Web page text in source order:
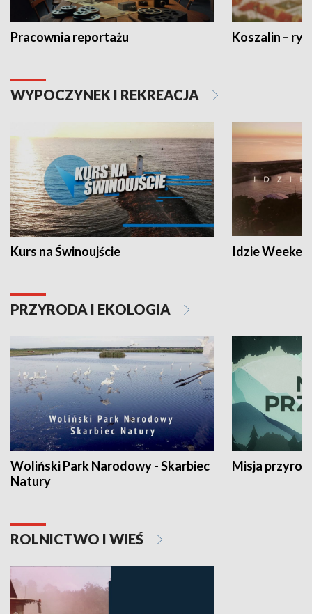
Pracownia reportażu Koszalin –
WYPOCZYNEK I REKREACJA
Kurs na Świnoujście Idzie
PRZYRODA I EKOLOGIA
Woliński Park Narodowy - Skarbiec
Natury
Misja
ROLNICTWO I WIEŚ